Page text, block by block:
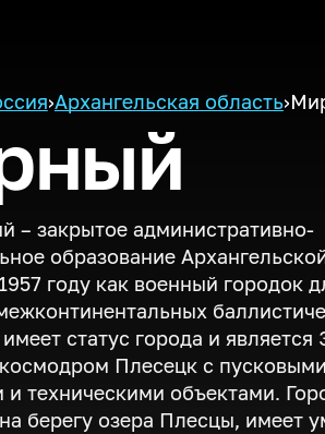
›Архангельская область›
– закрытое административно-
образование
году как военный городок
статус города и является
Плесецк с пусковыми
и техническими объектами.
берегу озера Плесцы, имеет